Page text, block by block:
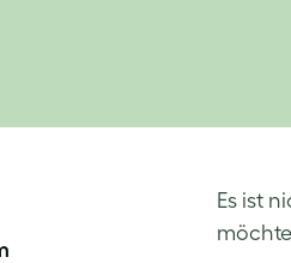
Es ist